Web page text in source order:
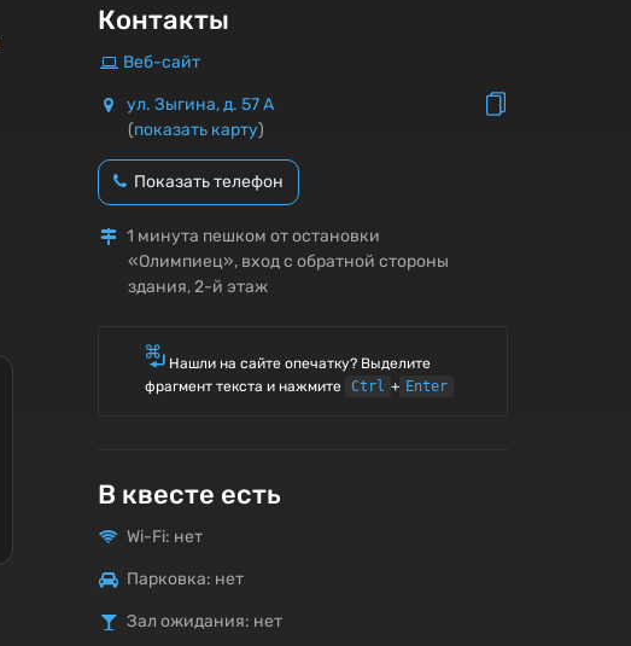
Контакты
Веб-сайт
ул. Зыгина, д. 57 А
(показать карту)
Показать телефон
1 минута пешком от остановки
«Олимпиец», вход с обратной стороны
здания, 2-й этаж
Нашли на сайте опечатку? Выделите
фрагмент текста и нажмите Ctrl + Enter
В квесте есть
Wi-Fi: нет
Парковка: нет
Зал ожидания: нет